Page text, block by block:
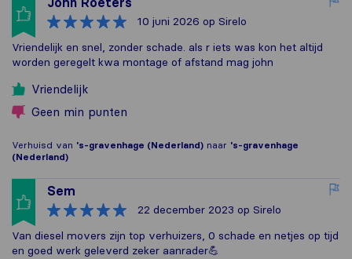
10 juni 2026 op Sirelo
Vriendelijk en snel, zonder schade. als r iets was kon het altijd
worden geregelt kwa montage of afstand mag john
Vriendelijk
Geen min punten
Verhuisd van 's-gravenhage (Nederland) naar 's-gravenhage
(Nederland)
Sem
22 december 2023 op Sirelo
Van diesel movers zijn top verhuizers, 0 schade en netjes op tijd
en goed werk geleverd zeker aanrader💪